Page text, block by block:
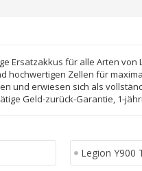
Ersatzakkus für alle Arten von
hochwertigen Zellen für
und erwiesen sich als
Geld-zurück-Garantie, 1-
Legion Y900